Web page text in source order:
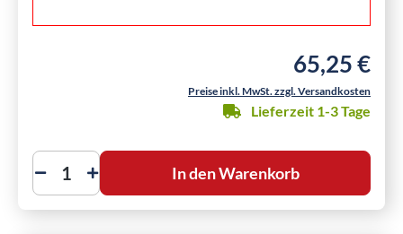
Regulärer
65,25 €
Preise inkl. MwSt. zzgl. Versandkosten
Lieferzeit 1-3 Tage
In den Warenkorb